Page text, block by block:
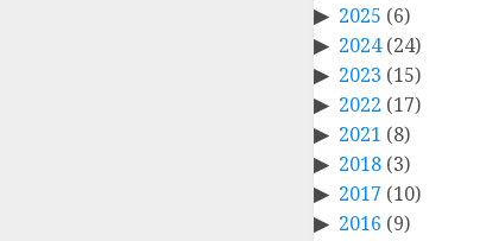
2025 (6)
2024(24)
2023 (15)
2022 (17)
2021 (8)
2018(3)
2017 (10)
2016 (9)